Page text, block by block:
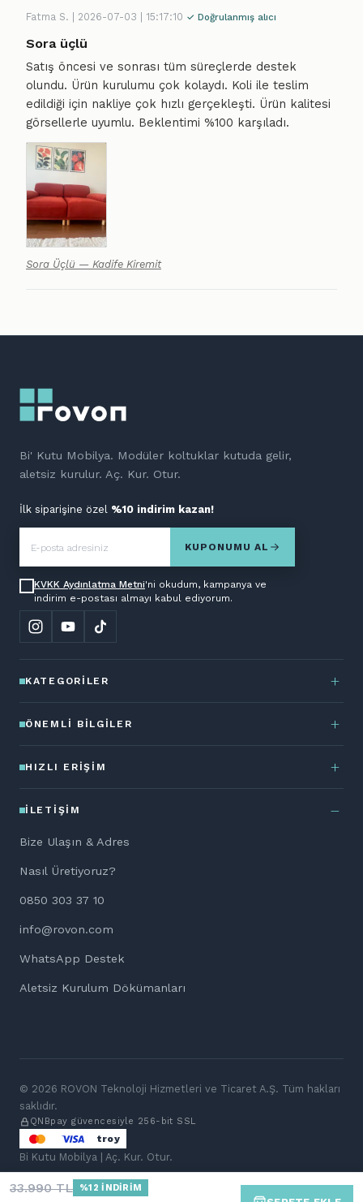
33.990TL %12 İNDİRİM
Fatma S. | 2026-07-03 | 15:17:10 ✓ Doğrulanmış alıcı
Sora üçlü
Satış öncesi ve sonrası tüm süreçlerde destek
olundu. Ürün kurulumu çok kolaydı. Koli ile teslim
edildiği için nakliye çok hızlı gerçekleşti. Ürün kalitesi
görsellerle uyumlu. Beklentimi %100 karşıladı.
Sora Üçlü — Kadife Kiremit
8 adete kadar ücretsiz numune kapına gelsin. Ertesi iş günü
NUMUNELERİ SEÇ
Bi' Kutu Mobilya. Modüler koltuklar kutuda gelir,
aletsiz kurulur. Aç. Kur. Otur.
İlk siparişine özel %10 indirim kazan!
KUPONUMU AL
KVKK Aydınlatma Metni'ni okudum, kampanya ve
indirim e-postası almayı kabul ediyorum.
KATEGORILER
ÖNEMLI BILGILER
HIZLI ERIŞIM
İLETIŞIM
Bize Ulaşın & Adres
Nasıl Üretiyoruz?
0850 303 37 10
info@rovon.com
WhatsApp Destek
Aletsiz Kurulum Dökümanları
© 2026 ROVON Teknoloji Hizmetleri ve Ticaret A.Ş. Tüm hakları
saklıdır.
QNBpay güvencesiyle 256-bit SSL
troy
Bi Kutu Mobilya | Aç. Kur. Otur.